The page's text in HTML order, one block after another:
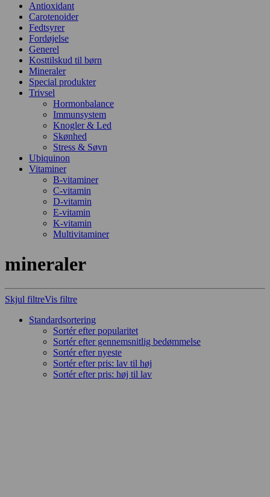
Antioxidant
Carotenoider
Fedtsyrer
Fordøjelse
Generel
Kosttilskud til børn
Mineraler
Special produkter
Trivsel
Hormonbalance
Immunsystem
Knogler & Led
Skønhed
Stress & Søvn
Ubiquinon
Vitaminer
B-vitaminer
C-vitamin
D-vitamin
E-vitamin
K-vitamin
Multivitaminer
mineraler
Skjul filtreVis filtre
Standardsortering
Sortér efter popularitet
Sortér efter gennemsnitlig bedømmelse
Sortér efter nyeste
Sortér efter pris: lav til høj
Sortér efter pris: høj til lav